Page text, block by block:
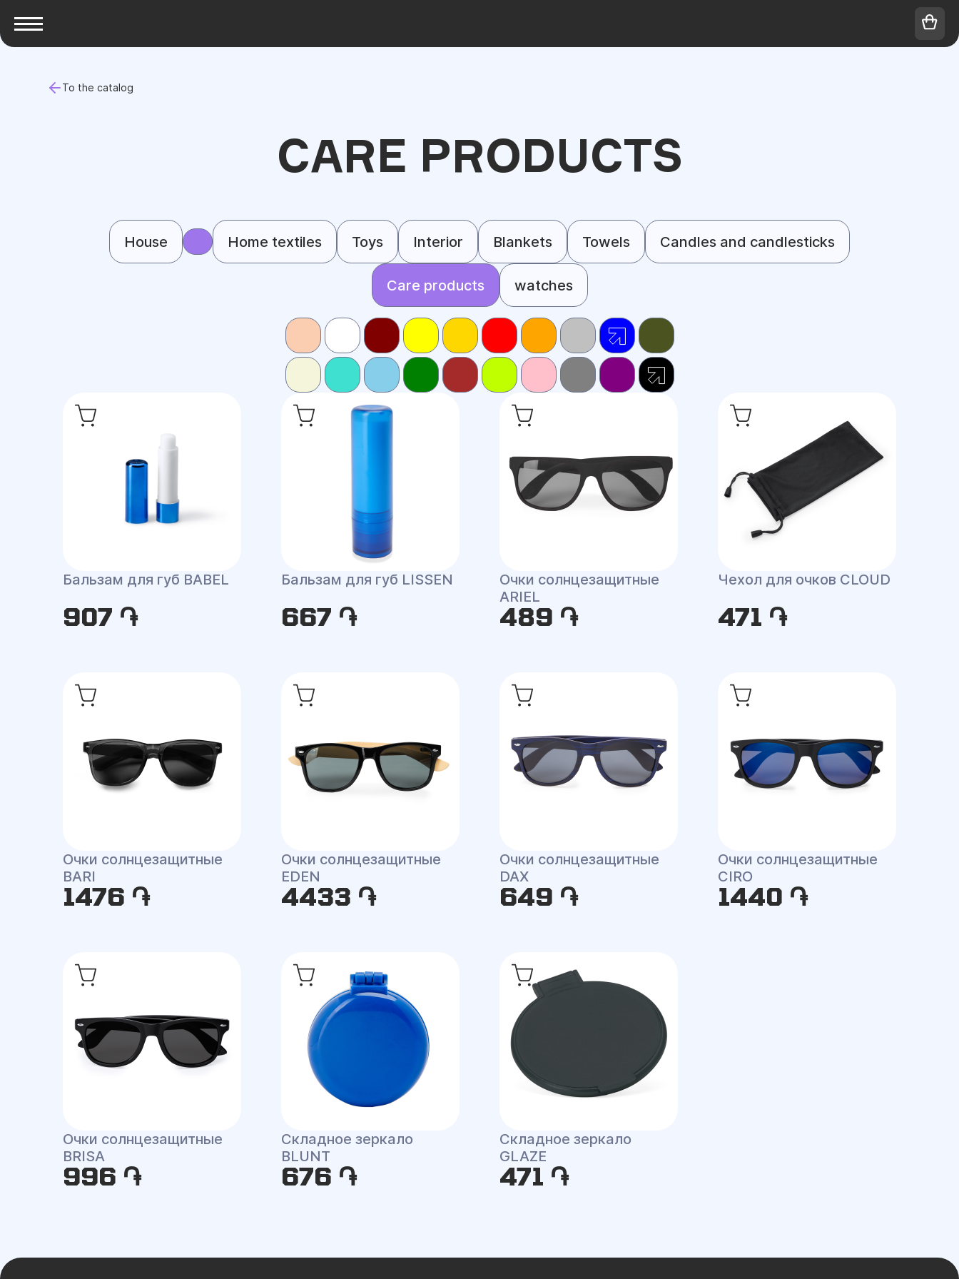
To the catalog
CARE PRODUCTS
House Home textiles Toys Interior Blankets Towels Candles and candlesticks
Care products watches
Бальзам для губ BABEL
907 ֏
Бальзам для губ LISSEN
667 ֏
Очки солнцезащитные
ARIEL
489 ֏
Чехол для очков CLOUD
471 ֏
Очки солнцезащитные
BARI
1476 ֏
Очки солнцезащитные
EDEN
4433 ֏
Очки солнцезащитные
DAX
649 ֏
Очки солнцезащитные
CIRO
1440 ֏
Очки солнцезащитные
BRISA
996 ֏
Складное зеркало
BLUNT
676 ֏
Складное зеркало
GLAZE
471 ֏